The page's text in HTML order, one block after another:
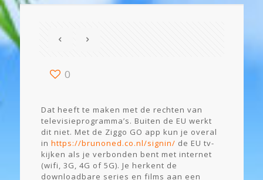
0
Dat heeft te maken met de rechten van
televisieprogramma’s. Buiten de EU werkt
dit niet. Met de Ziggo GO app kun je overal
in https://brunoned.co.nl/signin/ de EU tv-
kijken als je verbonden bent met internet
(wifi, 3G, 4G of 5G). Je herkent de
downloadbare series en films aan een